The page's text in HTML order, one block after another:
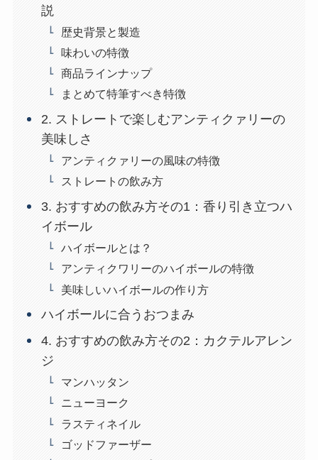
説
歴史背景と製造
味わいの特徴
商品ラインナップ
まとめて特筆すべき特徴
2. ストレートで楽しむアンティクァリーの
美味しさ
アンティクァリーの風味の特徴
ストレートの飲み方
3. おすすめの飲み方その1：香り引き立つハ
イボール
ハイボールとは？
アンティクワリーのハイボールの特徴
美味しいハイボールの作り方
ハイボールに合うおつまみ
4. おすすめの飲み方その2：カクテルアレン
ジ
マンハッタン
ニューヨーク
ラスティネイル
ゴッドファーザー